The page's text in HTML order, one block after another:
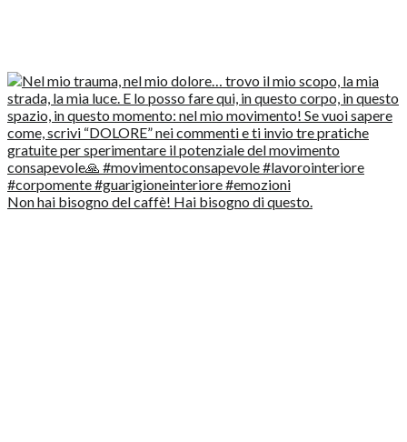
Non hai bisogno del caffè! Hai bisogno di questo.